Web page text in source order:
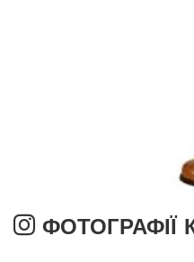
ФОТОГРАФІЇ